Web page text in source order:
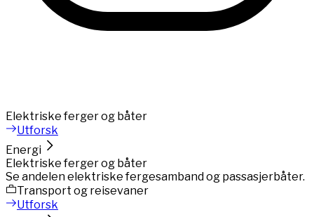
Elektriske ferger og båter
Utforsk
Energi
Elektriske ferger og båter
Se andelen elektriske fergesamband og passasjerbåter.
Transport og reisevaner
Utforsk